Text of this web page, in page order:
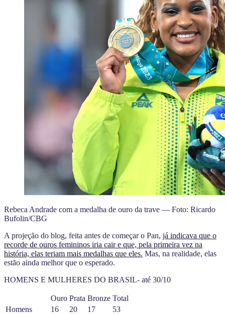
Rebeca Andrade com a medalha de ouro da trave — Foto: Ricardo
Bufolin/CBG
A projeção do blog, feita antes de começar o Pan, já indicava que o
recorde de ouros femininos iria cair e que, pela primeira vez na
história, elas teriam mais medalhas que eles. Mas, na realidade, elas
estão ainda melhor que o esperado.
HOMENS E MULHERES DO BRASIL- até 30/10
Ouro Prata Bronze Total
Homens
16 20 17
53